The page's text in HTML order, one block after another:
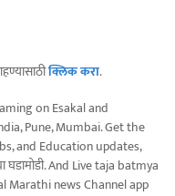
क्लिक करा.
on Esakal and
Pune, Mumbai. Get the
and Education updates,
घडामोडी. And Live taja batmya
Marathi news Channel app